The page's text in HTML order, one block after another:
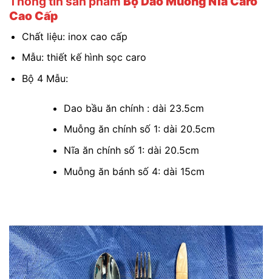
Cao Cấp
Chất liệu: inox cao cấp
Mẫu: thiết kế hình sọc caro
Bộ 4 Mẫu:
Dao bầu ăn chính : dài 23.5cm
Muỗng ăn chính số 1: dài 20.5cm
Nĩa ăn chính số 1: dài 20.5cm
Muỗng ăn bánh số 4: dài 15cm